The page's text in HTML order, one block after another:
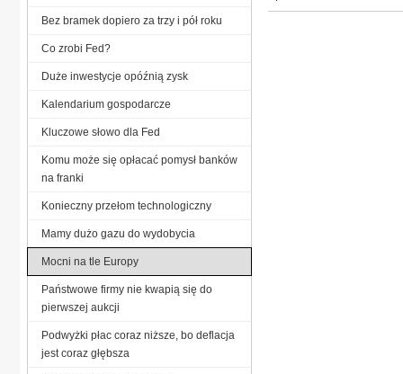
Bez bramek dopiero za trzy i pół roku
Co zrobi Fed?
Duże inwestycje opóźnią zysk
Kalendarium gospodarcze
Kluczowe słowo dla Fed
Komu może się opłacać pomysł banków
na franki
Konieczny przełom technologiczny
Mamy dużo gazu do wydobycia
Mocni na tle Europy
Państwowe firmy nie kwapią się do
pierwszej aukcji
Podwyżki płac coraz niższe, bo deflacja
jest coraz głębsza